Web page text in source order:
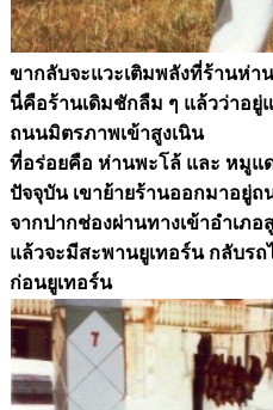
ขากลับจะแวะเติมพลังที่ร้านห่
นี่คือร้านเดิมชักลืม ๆ แล้วว่าอยู่
ถนนมิตรภาพเข้าสูงเนิน
ที่อร่อยคือ ห่านพะโล้ และ หมูแ
ปัจจุบัน เขาย้ายร้านออกมาอยู่
จากปากช่องผ่านทางเข้าอำเภอ
แล้วจะมีสะพานยูเทอร์น กลับร
ก่อนยูเทอร์น